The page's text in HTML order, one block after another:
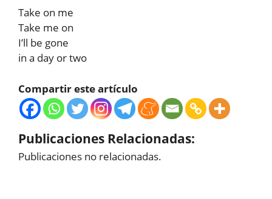
Take on me
Take me on
I’ll be gone
in a day or two
Compartir este artículo
Publicaciones Relacionadas:
Publicaciones no relacionadas.